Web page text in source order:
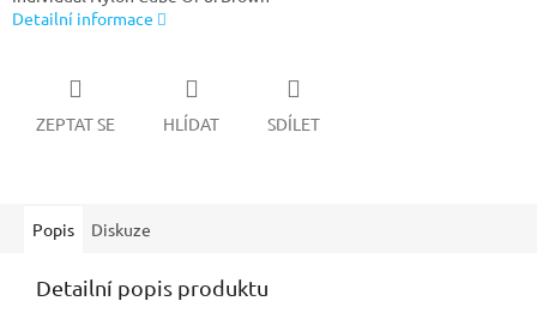
Detailní informace
ZEPTAT SE HLÍDAT SDÍLET
Popis Diskuze
Detailní popis produktu